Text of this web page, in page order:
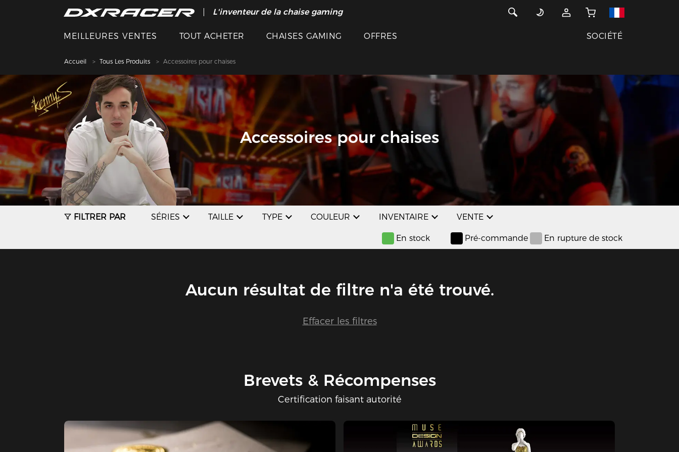
L'inventeur de la chaise gaming
MEILLEURES VENTES TOUT ACHETER CHAISES GAMING OFFRES SOCIÉTÉ
Accueil Tous Les Produits Accessoires pour chaises
Accessoires pour chaises
FILTRER PAR SÉRIES TAILLE TYPE COULEUR INVENTAIRE VENTE
En stock Pré-commande En rupture de stock
Aucun résultat de filtre n'a été trouvé.
Effacer les filtres
Brevets & Récompenses
Certification faisant autorité